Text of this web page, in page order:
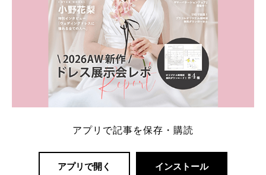
アプリで記事を保存・購読
アプリで開く インストール